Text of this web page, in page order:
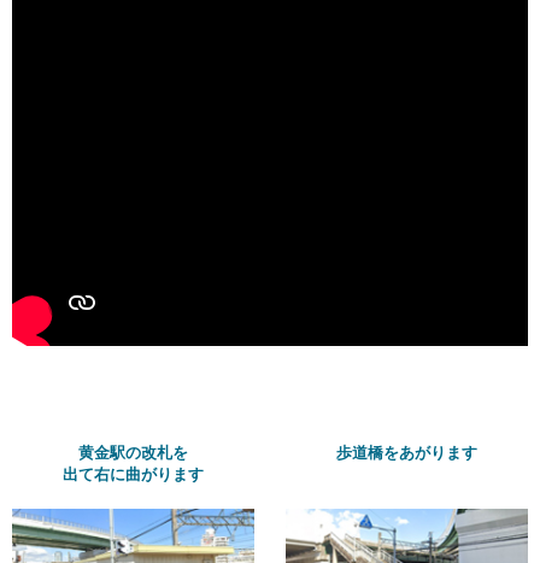
黄金駅の改札を
出て右に曲がります
歩道橋をあがります